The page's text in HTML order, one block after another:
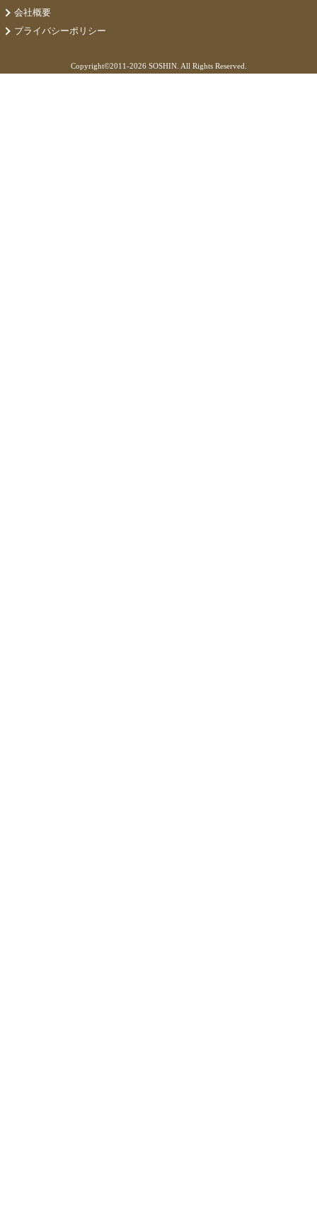
会社概要
プライバシーポリシー
Copyright©2011-2026 SOSHIN. All Rights Reserved.